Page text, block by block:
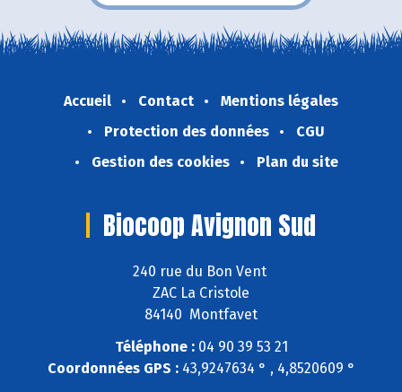
Accueil Contact
Mentions légales
Protection des données
CGU
Gestion des cookies
Plan du site
Biocoop Avignon Sud
240 rue du Bon Vent
ZAC La Cristole
84140 Montfavet
Téléphone :04 90 39 53 21
Coordonnées GPS :43,9247634 ° , 4,8520609 °